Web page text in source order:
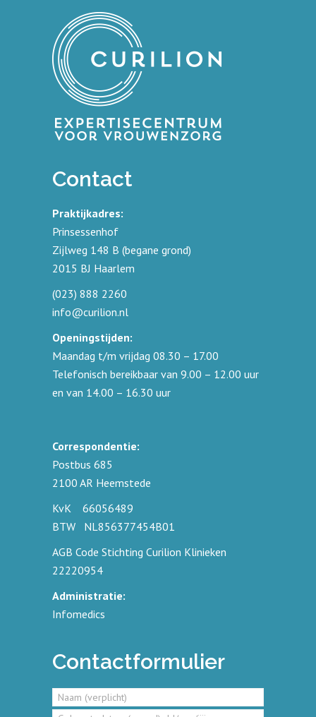
Contact
Praktijkadres:
Prinsessenhof
Zijlweg 148 B (begane grond)
2015 BJ Haarlem
(023) 888 2260
info@curilion.nl
Openingstijden:
Maandag t/m vrijdag 08.30 – 17.00
Telefonisch bereikbaar van 9.00 – 12.00 uur
en van 14.00 – 16.30 uur
Correspondentie:
Postbus 685
2100 AR Heemstede
KvK 66056489
BTW NL856377454B01
AGB Code Stichting Curilion Klinieken
22220954
Administratie:
Infomedics
Contactformulier